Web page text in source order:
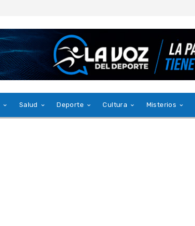
Salud Deporte Cultura Misterios